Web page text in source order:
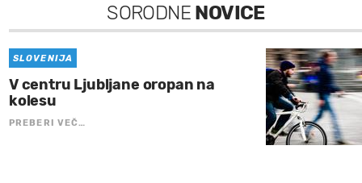
SORODNE NOVICE
SLOVENIJA
V centru Ljubljane oropan na
kolesu
PREBERI VEČ…